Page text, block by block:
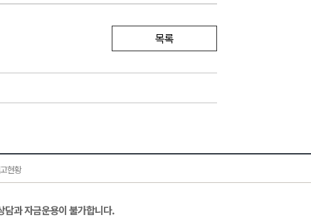
목록
현황
담과 자금운용이 불가합니다.